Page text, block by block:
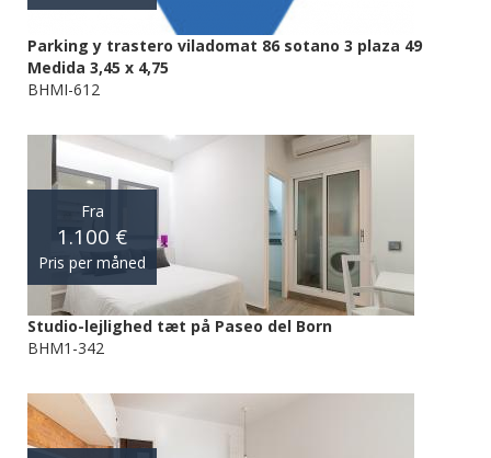
Parking y trastero viladomat 86 sotano 3 plaza 49
Medida 3,45 x 4,75
BHMI-612
Fra
1.100 €
Pris per måned
Studio-lejlighed tæt på Paseo del Born
BHM1-342